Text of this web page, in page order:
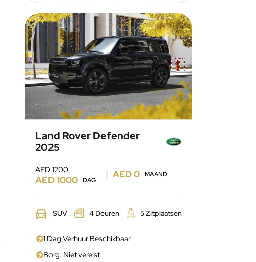
Land Rover Defender
2025
AED 1200
AED 1000 DAG
AED 0 MAAND
SUV 4 Deuren 5 Zitplaatsen
1 Dag Verhuur Beschikbaar
Borg: Niet vereist